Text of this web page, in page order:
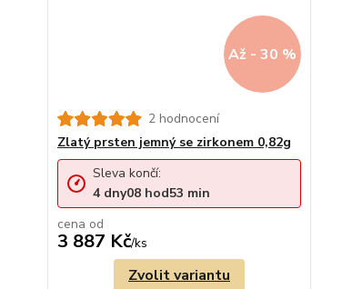
Až - 30 %
2 hodnocení
Zlatý prsten jemný se zirkonem 0,82g
cena od
3 887 Kč/ks
Sleva končí:
4 dny08 hod53 min
Zvolit variantu